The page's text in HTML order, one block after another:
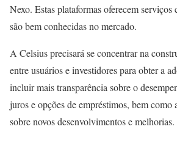
Nexo. Estas plataformas oferecem serviços
são bem conhecidas no mercado.
A Celsius precisará se concentrar na
entre usuários e investidores para obter a
incluir mais transparência sobre o
juros e opções de empréstimos, bem como
sobre novos desenvolvimentos e melhorias.